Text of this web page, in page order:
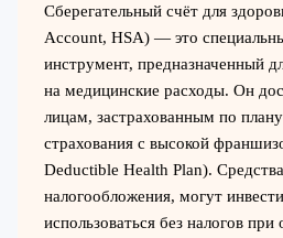
Сберегательный счёт для
Account, HSA) — это
инструмент, предназначенный
на медицинские расходы. Он
лицам, застрахованным по
страхования с высокой
Deductible Health Plan).
налогообложения, могут
использоваться без налогов при